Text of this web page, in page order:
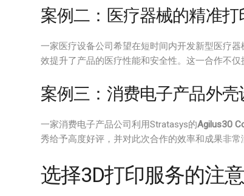
案例二：医疗器械的精准打
一家医疗设备公司希望在短时间内开发新型医疗
效提升了产品的医疗性能和安全性。这一合作不
案例三：消费电子产品外壳
一家消费电子产品公司利用Stratasys的Agilus30
秀给予高度好评，并对此次合作的效率和成果非常
选择3D打印服务的注